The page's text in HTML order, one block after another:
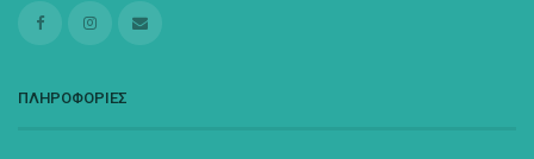
ΠΛΗΡΟΦΟΡΙΕΣ